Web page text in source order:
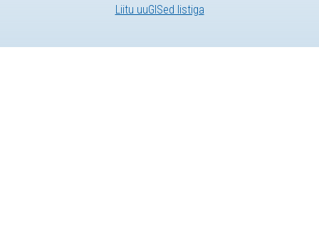
Liitu uuGISed listiga